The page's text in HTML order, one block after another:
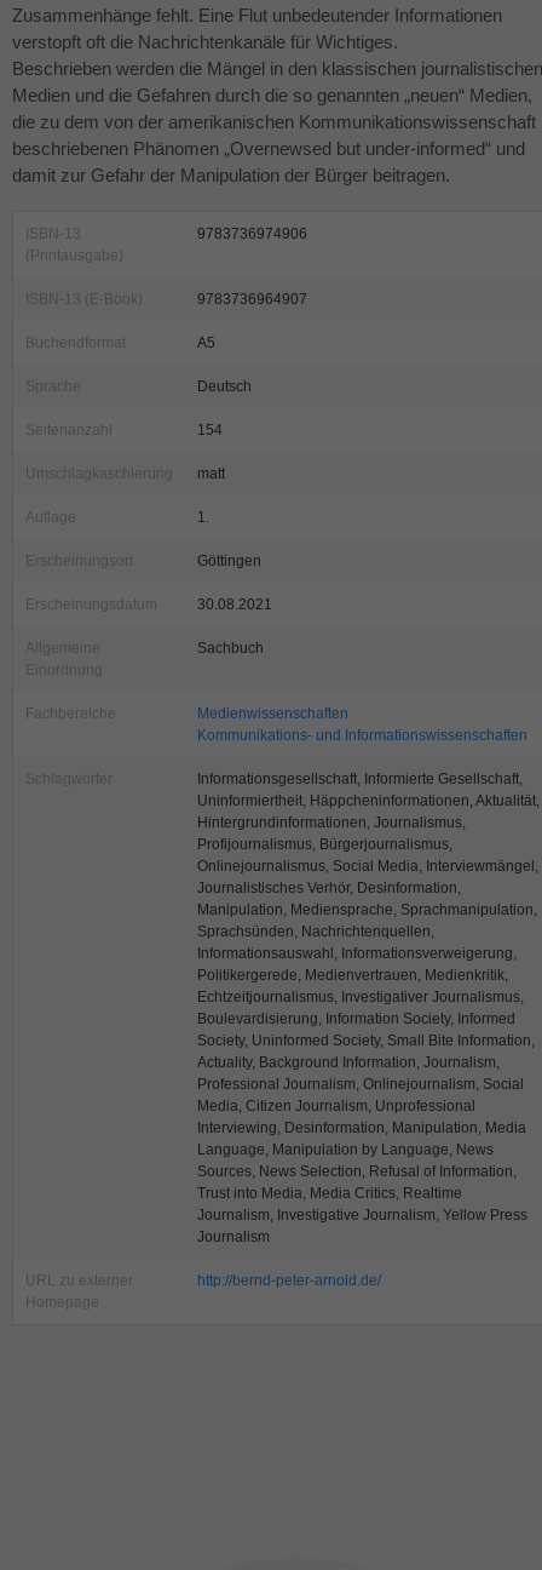
Zusammenhänge fehlt. Eine Flut unbedeutender Informationen
verstopft oft die Nachrichtenkanäle für Wichtiges.
Beschrieben werden die Mängel in den klassischen journalistischen
Medien und die Gefahren durch die so genannten „neuen“ Medien,
die zu dem von der amerikanischen Kommunikationswissenschaft
beschriebenen Phänomen „Overnewsed but under-informed“ und
damit zur Gefahr der Manipulation der Bürger beitragen.
ISBN-13
(Printausgabe)
9783736974906
ISBN-13 (E-Book) 9783736964907
Buchendformat A5
Sprache Deutsch
Seitenanzahl 154
Umschlagkaschierung matt
Auflage 1.
Erscheinungsort Göttingen
Erscheinungsdatum 30.08.2021
Allgemeine
Einordnung
Sachbuch
Fachbereiche
Medienwissenschaften
Kommunikations- und Informationswissenschaften
Schlagwörter
Informationsgesellschaft, Informierte Gesellschaft,
Uninformiertheit, Häppcheninformationen, Aktualität,
Hintergrundinformationen, Journalismus,
Profijournalismus, Bürgerjournalismus,
Onlinejournalismus, Social Media, Interviewmängel,
Journalistisches Verhör, Desinformation,
Manipulation, Mediensprache, Sprachmanipulation,
Sprachsünden, Nachrichtenquellen,
Informationsauswahl, Informationsverweigerung,
Politikergerede, Medienvertrauen, Medienkritik,
Echtzeitjournalismus, Investigativer Journalismus,
Boulevardisierung, Information Society, Informed
Society, Uninformed Society, Small Bite Information,
Actuality, Background Information, Journalism,
Professional Journalism, Onlinejournalism, Social
Media, Citizen Journalism, Unprofessional
Interviewing, Desinformation, Manipulation, Media
Language, Manipulation by Language, News
Sources, News Selection, Refusal of Information,
Trust into Media, Media Critics, Realtime
Journalism, Investigative Journalism, Yellow Press
Journalism
URL zu externer
Homepage
http://bernd-peter-arnold.de/